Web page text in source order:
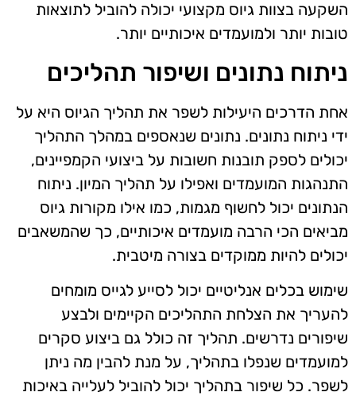
השקעה בצוות גיוס מקצועי יכולה להוביל לתוצאות
טובות יותר ולמועמדים איכותיים יותר.
ניתוח נתונים ושיפור תהליכים
אחת הדרכים היעילות לשפר את תהליך הגיוס היא על
ידי ניתוח נתונים. נתונים שנאספים במהלך התהליך
יכולים לספק תובנות חשובות על ביצועי הקמפיינים,
התנהגות המועמדים ואפילו על תהליך המיון. ניתוח
הנתונים יכול לחשוף מגמות, כמו אילו מקורות גיוס
מביאים הכי הרבה מועמדים איכותיים, כך שהמשאבים
יכולים להיות ממוקדים בצורה מיטבית.
שימוש בכלים אנליטיים יכול לסייע לגייס מומחים
להעריך את הצלחת התהליכים הקיימים ולבצע
שיפורים נדרשים. תהליך זה כולל גם ביצוע סקרים
למועמדים שנפלו בתהליך, על מנת להבין מה ניתן
לשפר. כל שיפור בתהליך יכול להוביל לעלייה באיכות